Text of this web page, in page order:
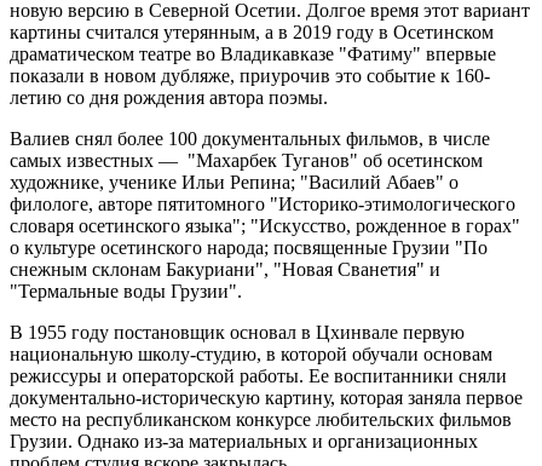
новую версию в Северной Осетии. Долгое время этот вариант
картины считался утерянным, а в 2019 году в Осетинском
драматическом театре во Владикавказе "Фатиму" впервые
показали в новом дубляже, приурочив это событие к 160-
летию со дня рождения автора поэмы.
Валиев снял более 100 документальных фильмов, в числе
самых известных — "Махарбек Туганов" об осетинском
художнике, ученике Ильи Репина; "Василий Абаев" о
филологе, авторе пятитомного "Историко-этимологического
словаря осетинского языка"; "Искусство, рожденное в горах"
о культуре осетинского народа; посвященные Грузии "По
снежным склонам Бакуриани", "Новая Сванетия" и
"Термальные воды Грузии".
В 1955 году постановщик основал в Цхинвале первую
национальную школу-студию, в которой обучали основам
режиссуры и операторской работы. Ее воспитанники сняли
документально-историческую картину, которая заняла первое
место на республиканском конкурсе любительских фильмов
Грузии. Однако из-за материальных и организационных